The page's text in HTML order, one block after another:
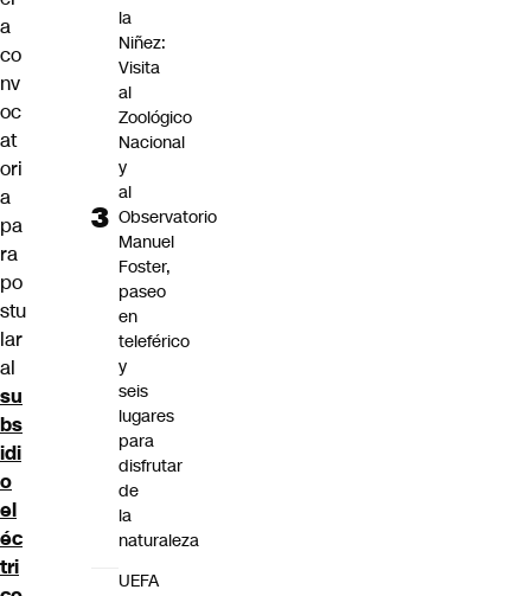
a
co
nv
oc
at
ori
a
pa
ra
po
stu
lar
al
su
bs
idi
o
el
éc
tri
la
Niñez:
Visita
al
Zoológico
Nacional
y
al
Observatorio
Manuel
Foster,
paseo
en
teleférico
y
seis
lugares
para
disfrutar
de
la
naturaleza
UEFA